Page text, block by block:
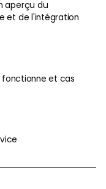
aperçu du
et de l'intégration
fonctionne et cas